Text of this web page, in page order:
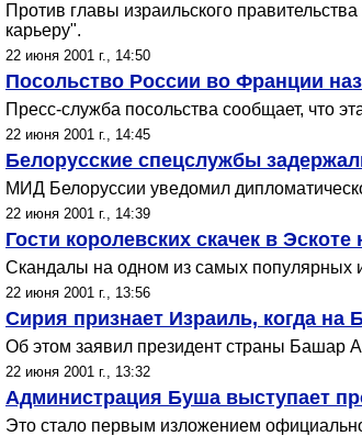
Против главы израильского
карьеру".
22 июня 2001 г., 14:50
Посольство России во Франции
Пресс-служба посольства сообщает, что
22 июня 2001 г., 14:45
Белорусские спецслужбы
МИД Белоруссии уведомил
22 июня 2001 г., 14:39
Гости королевских скачек в
Скандалы на одном из самых популярных и
22 июня 2001 г., 13:56
Сирия признает Израиль, когда на
Об этом заявил президент страны Башар
22 июня 2001 г., 13:32
Администрация Буша выступает
Это стало первым изложением